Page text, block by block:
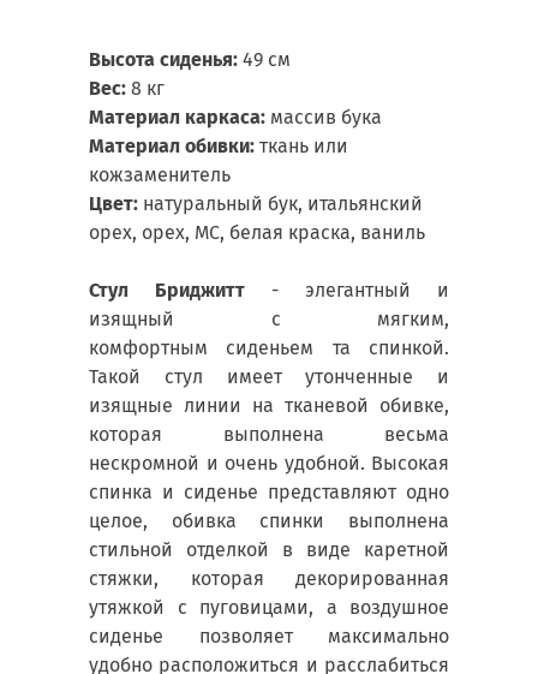
Высота сиденья: 49 см
Вес: 8 кг
Материал каркаса: массив бука
Материал обивки: ткань или
кожзаменитель
Цвет: натуральный бук, итальянский
орех, орех, МС, белая краска, ваниль
Стул Бриджитт - элегантный и
изящный с мягким,
комфортным сиденьем та спинкой.
Такой стул имеет утонченные и
изящные линии на тканевой обивке,
которая выполнена весьма
нескромной и очень удобной. Высокая
спинка и сиденье представляют одно
целое, обивка спинки выполнена
стильной отделкой в виде каретной
стяжки, которая декорированная
утяжкой с пуговицами, а воздушное
сиденье позволяет максимально
удобно расположиться и расслабиться